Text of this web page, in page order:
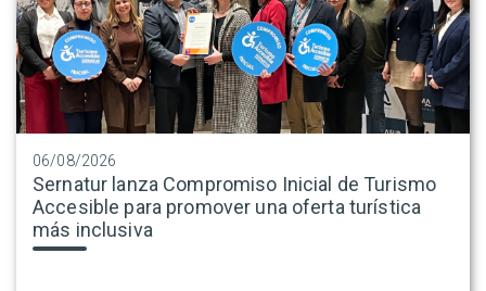
06/08/2026
Sernatur lanza Compromiso Inicial de Turismo
Accesible para promover una oferta turística
más inclusiva